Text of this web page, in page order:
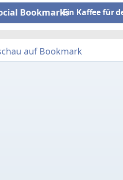
Ein Kaffee für
auf Bookmark